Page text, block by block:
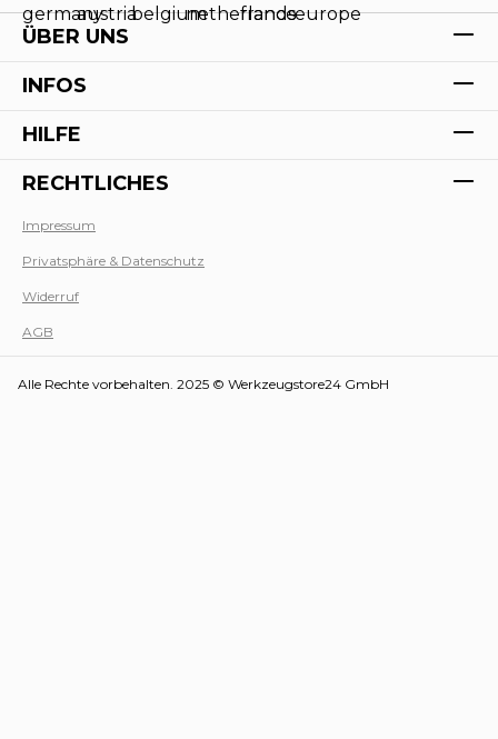
ÜBER UNS
INFOS
HILFE
RECHTLICHES
Impressum
Privatsphäre & Datenschutz
Widerruf
AGB
Alle Rechte vorbehalten. 2025 © Werkzeugstore24 GmbH